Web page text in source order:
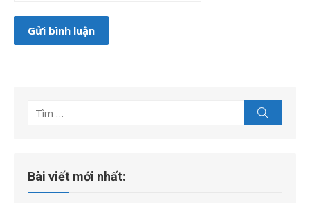
Tìm
kiếm
Bài viết mới nhất: